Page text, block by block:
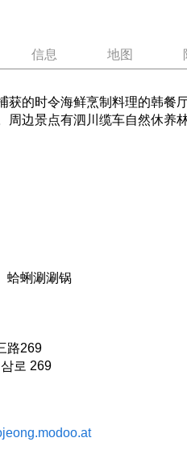
信息 地图
获的时令海鲜烹制料理的韩餐
周边景点有泗川缆车自然休养
蛤蜊涮涮锅
路269
로 269